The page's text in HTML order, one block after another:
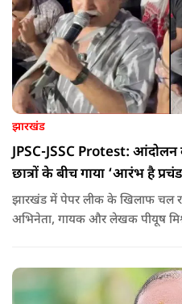
झारखंड
JPSC-JSSC Protest: आंदोलन
छात्रों के बीच गाया ‘आरंभ है
झारखंड में पेपर लीक के खिलाफ चल
अभिनेता, गायक और लेखक पीयूष